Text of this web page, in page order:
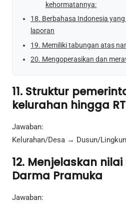
kehormatannya:
18. Berbahasa Indonesia
laporan
19. Memiliki tabungan atas
20. Mengoperasikan dan
11. Struktur
kelurahan hingga RT
Jawaban:
Kelurahan/Desa → Dusun/
12. Menjelaskan
Darma Pramuka
Jawaban: